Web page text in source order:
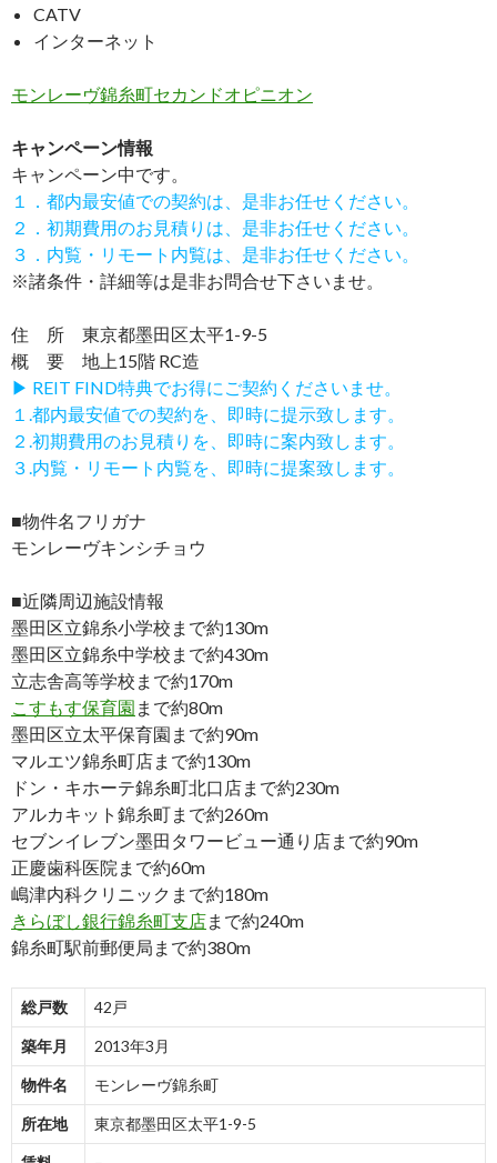
CATV
インターネット
モンレーヴ錦糸町セカンドオピニオン
キャンペーン情報
キャンペーン中です。
１．都内最安値での契約は、是非お任せください。
２．初期費用のお見積りは、是非お任せください。
３．内覧・リモート内覧は、是非お任せください。
※諸条件・詳細等は是非お問合せ下さいませ。
住 所 東京都墨田区太平1-9-5
概 要 地上15階 RC造
▶ REIT FIND特典でお得にご契約くださいませ。
１.都内最安値での契約を、即時に提示致します。
２.初期費用のお見積りを、即時に案内致します。
３.内覧・リモート内覧を、即時に提案致します。
■物件名フリガナ
モンレーヴキンシチョウ
■近隣周辺施設情報
墨田区立錦糸小学校まで約130m
墨田区立錦糸中学校まで約430m
立志舎高等学校まで約170m
こすもす保育園 まで約80m
墨田区立太平保育園まで約90m
マルエツ錦糸町店まで約130m
ドン・キホーテ錦糸町北口店まで約230m
アルカキット錦糸町まで約260m
セブンイレブン墨田タワービュー通り店まで約90m
正慶歯科医院まで約60m
嶋津内科クリニックまで約180m
きらぼし銀行錦糸町支店まで約240m
錦糸町駅前郵便局まで約380m
総戸数 42戸
築年月 2013年3月
物件名 モンレーヴ錦糸町
所在地 東京都墨田区太平1-9-5